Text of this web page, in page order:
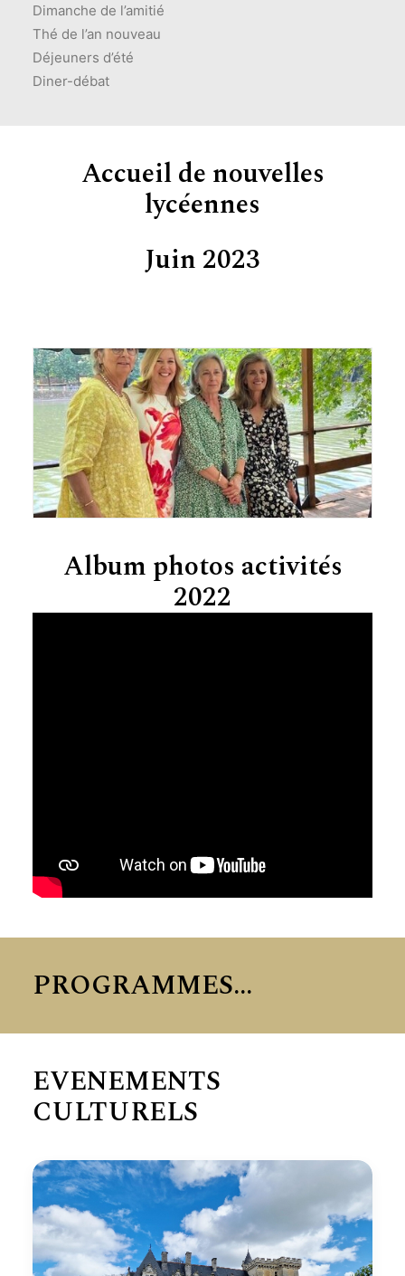
Dimanche de l’amitié
Thé de l’an nouveau
Déjeuners d’été
Diner-débat
Accueil de nouvelles
lycéennes
Juin 2023
Album photos activités
2022
PROGRAMMES...
EVENEMENTS
CULTURELS